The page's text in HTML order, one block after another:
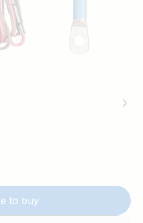
to buy